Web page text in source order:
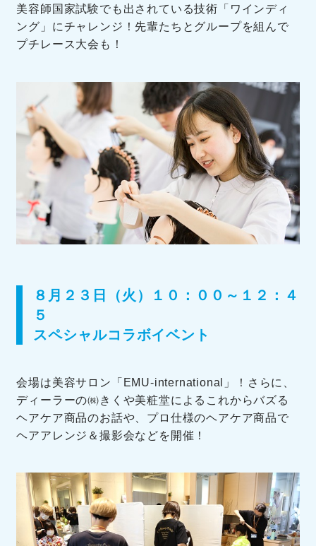
美容師国家試験でも出されている技術「ワインディ
ング」にチャレンジ！先輩たちとグループを組んで
プチレース大会も！
８月２３日（火）１０：００～１２：４
５
スペシャルコラボイベント
会場は美容サロン「EMU-international」！さらに、
ディーラーの㈱きくや美粧堂によるこれからバズる
ヘアケア商品のお話や、プロ仕様のヘアケア商品で
ヘアアレンジ＆撮影会などを開催！